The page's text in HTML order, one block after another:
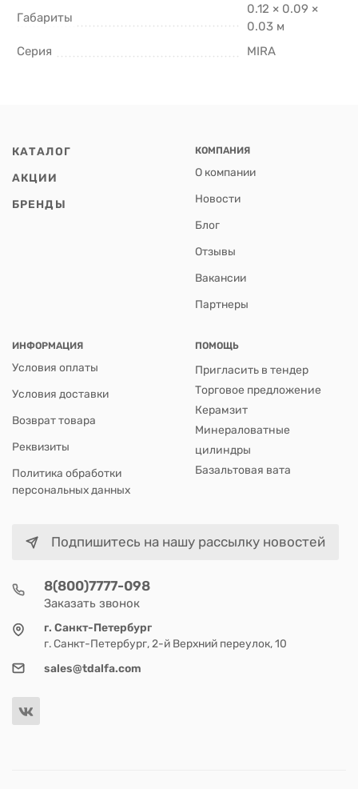
Габариты
0.12 × 0.09 ×
0.03 м
Серия
MIRA
КАТАЛОГ
АКЦИИ
БРЕНДЫ
КОМПАНИЯ
О компании
Новости
Блог
Отзывы
Вакансии
Партнеры
ИНФОРМАЦИЯ
Условия оплаты
Условия доставки
Возврат товара
Реквизиты
Политика обработки
персональных данных
ПОМОЩЬ
Пригласить в тендер
Торговое предложение
Керамзит
Минераловатные
цилиндры
Базальтовая вата
Подпишитесь на нашу рассылку новостей
8(800)7777-098
Заказать звонок
г. Санкт-Петербург
г. Санкт-Петербург, 2-й Верхний переулок, 10
sales@tdalfa.com